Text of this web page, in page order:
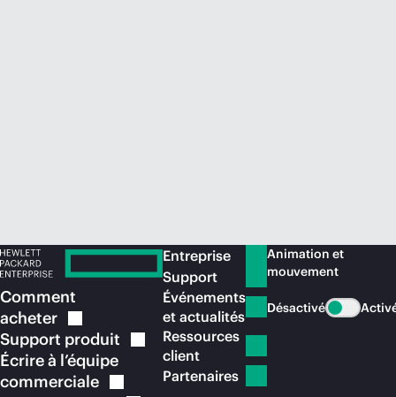
Comment
acheter
Support produit
Écrire à l’équipe
commerciale
Entreprise
Support
Événements
et actualités
Ressources
client
Partenaires
Animation et
mouvement
Désactivé